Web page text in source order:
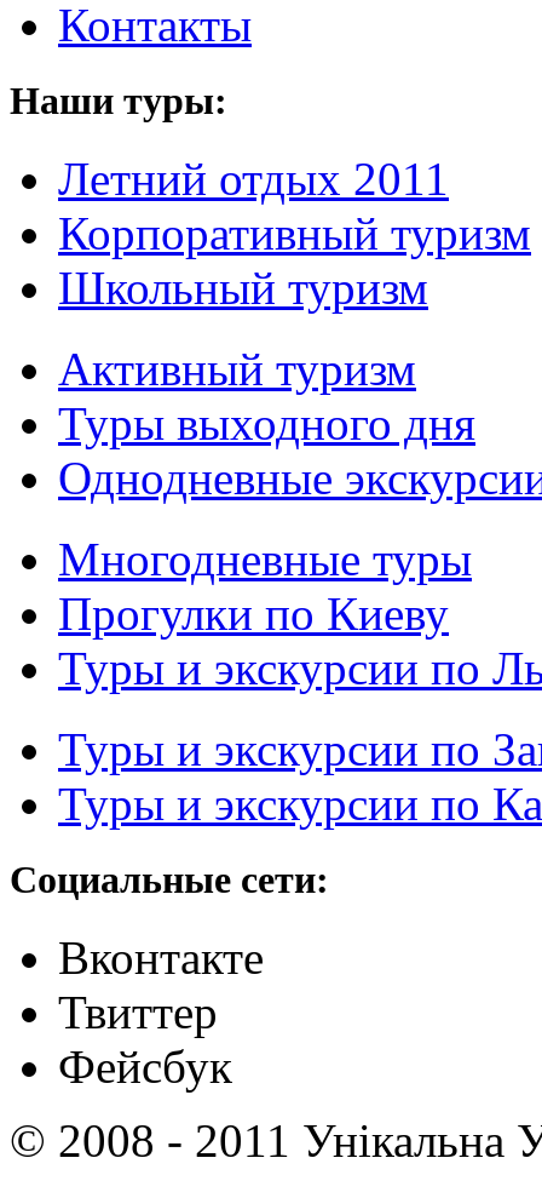
Контакты
Наши туры:
Летний отдых 2011
Корпоративный туризм
Школьный туризм
Активный туризм
Туры выходного дня
Однодневные
Многодневные туры
Прогулки по Киеву
Туры и экскурсии по
Туры и экскурсии по
Туры и экскурсии по
Социальные сети:
Вконтакте
Твиттер
Фейсбук
© 2008 - 2011 Унікальна